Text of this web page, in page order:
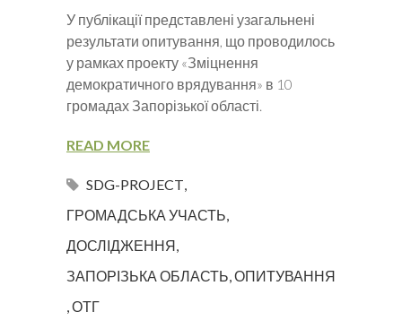
У публікації представлені узагальнені
результати опитування, що проводилось
у рамках проекту «Зміцнення
демократичного врядування» в 10
громадах Запорізької області.
READ MORE
SDG-PROJECT,
ГРОМАДСЬКА УЧАСТЬ,
ДОСЛІДЖЕННЯ,
ЗАПОРІЗЬКА ОБЛАСТЬ,ОПИТУВАННЯ
,ОТГ